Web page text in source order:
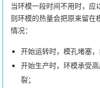
当环模一段时间不用时，
则环模的热量会把原来留在
情况：
开始运转时，模孔堵塞，
开始生产时，环模承受
裂；